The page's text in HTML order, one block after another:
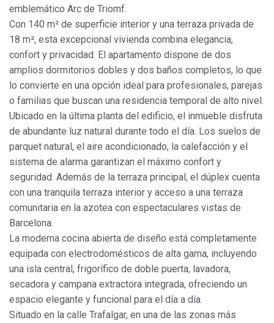
emblemático Arc de Triomf.
Con 140 m² de superficie interior y una terraza privada de
18 m², esta excepcional vivienda combina elegancia,
confort y privacidad. El apartamento dispone de dos
amplios dormitorios dobles y dos baños completos, lo que
lo convierte en una opción ideal para profesionales, parejas
o familias que buscan una residencia temporal de alto nivel.
Ubicado en la última planta del edificio, el inmueble disfruta
de abundante luz natural durante todo el día. Los suelos de
parquet natural, el aire acondicionado, la calefacción y el
sistema de alarma garantizan el máximo confort y
seguridad. Además de la terraza principal, el dúplex cuenta
con una tranquila terraza interior y acceso a una terraza
comunitaria en la azotea con espectaculares vistas de
Barcelona.
La moderna cocina abierta de diseño está completamente
equipada con electrodomésticos de alta gama, incluyendo
una isla central, frigorífico de doble puerta, lavadora,
secadora y campana extractora integrada, ofreciendo un
espacio elegante y funcional para el día a día.
Situado en la calle Trafalgar, en una de las zonas más